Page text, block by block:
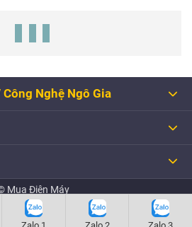
Nghệ Ngô Gia
Mua Điện Máy